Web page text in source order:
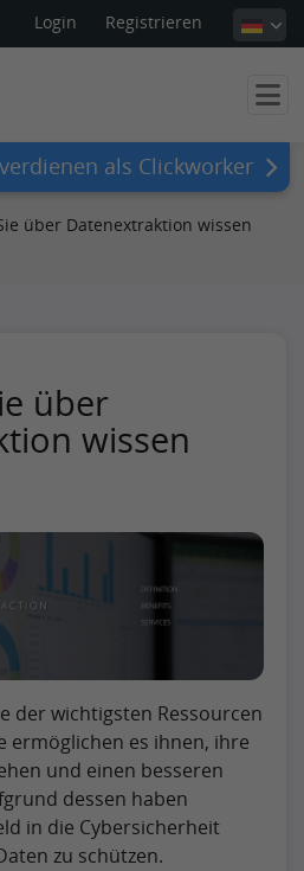
Login Registrieren
als Clickworker
über Datenextraktion wissen
über
wissen
der wichtigsten Ressourcen
ermöglichen es ihnen, ihre
und einen besseren
dessen haben
in die Cybersicherheit
zu schützen.